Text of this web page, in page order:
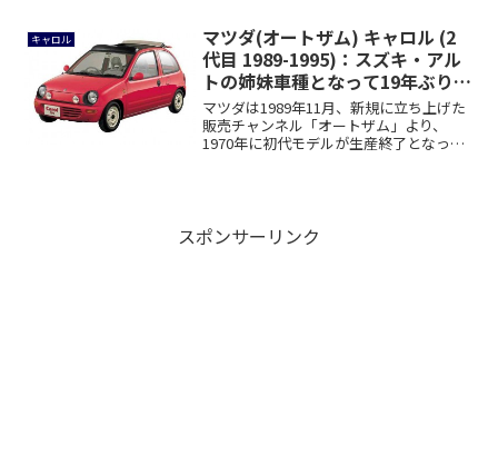
キャロル
マツダ(オートザム) キャロル (2
代目 1989-1995)：スズキ・アル
トの姉妹車種となって19年ぶりに
復活 [AA]
マツダは1989年11月、新規に立ち上げた
販売チャンネル「オートザム」より、
1970年に初代モデルが生産終了となって
スポンサーリンク